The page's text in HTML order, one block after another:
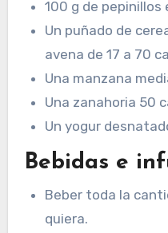
100 g de pepinillos
Un puñado de
avena de 17 a 70
Una manzana
Una zanahoria 50
Un yogur
Bebidas e
Beber toda la
quiera.